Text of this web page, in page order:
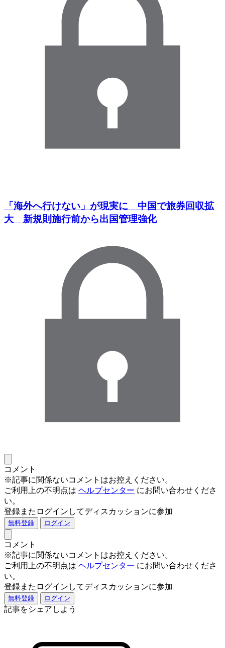
「海外へ行けない」が現実に 中国で旅券回収拡
大 新規則施行前から出国管理強化
コメント
※記事に関係ないコメントはお控えください。
ご利用上の不明点は ヘルプセンター にお問い合わせくださ
い。
登録またログインしてディスカッションに参加
無料登録 ログイン
コメント
※記事に関係ないコメントはお控えください。
ご利用上の不明点は ヘルプセンター にお問い合わせくださ
い。
登録またログインしてディスカッションに参加
無料登録 ログイン
記事をシェアしよう